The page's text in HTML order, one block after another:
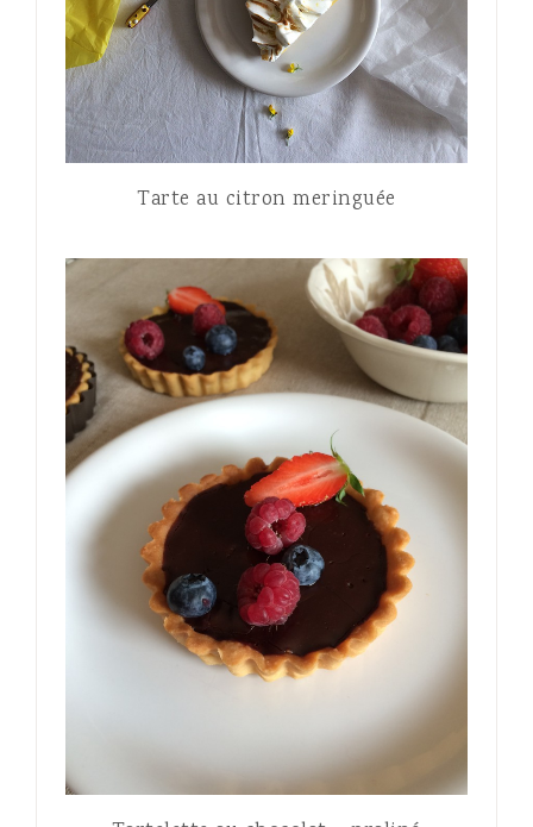
Tarte au citron meringuée